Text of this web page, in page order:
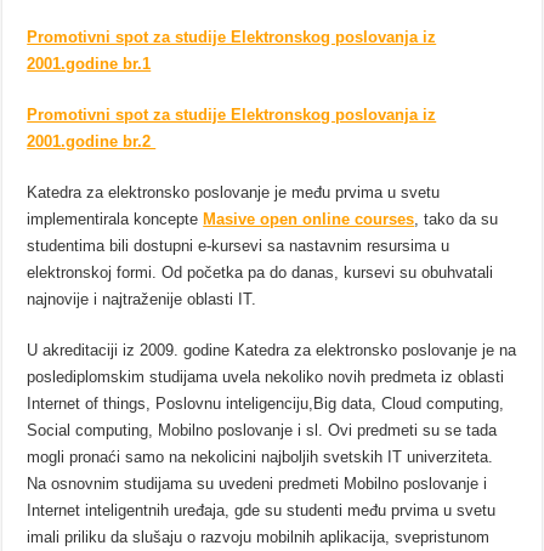
Promotivni spot za studije Elektronskog poslovanja iz
2001.godine br.1
Promotivni spot za studije Elektronskog poslovanja iz
2001.godine br.2
Katedra za elektronsko poslovanje je među prvima u svetu
implementirala koncepte Masive open online courses , tako da su
studentima bili dostupni e-kursevi sa nastavnim resursima u
elektronskoj formi. Od početka pa do danas, kursevi su obuhvatali
najnovije i najtraženije oblasti IT.
U akreditaciji iz 2009. godine Katedra za elektronsko poslovanje je na
poslediplomskim studijama uvela nekoliko novih predmeta iz oblasti
Internet of things, Poslovnu inteligenciju,Big data, Cloud computing,
Social computing, Mobilno poslovanje i sl. Ovi predmeti su se tada
mogli pronaći samo na nekolicini najboljih svetskih IT univerziteta.
Na osnovnim studijama su uvedeni predmeti Mobilno poslovanje i
Internet inteligentnih uređaja, gde su studenti među prvima u svetu
imali priliku da slušaju o razvoju mobilnih aplikacija, svepristunom